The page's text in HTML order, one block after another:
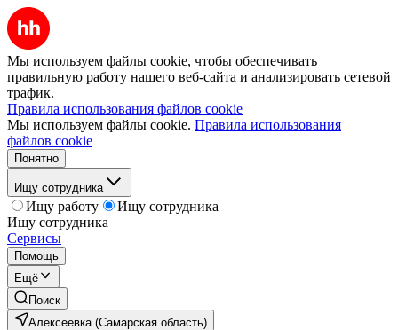
Мы используем файлы cookie, чтобы обеспечивать
правильную работу нашего веб-сайта и анализировать сетевой
трафик.
Правила использования файлов cookie
Мы используем файлы cookie. Правила использования
файлов cookie
Понятно
Ищу сотрудника
Ищу работу
Ищу сотрудника
Ищу сотрудника
Сервисы
Помощь
Ещё
Поиск
Алексеевка (Самарская область)